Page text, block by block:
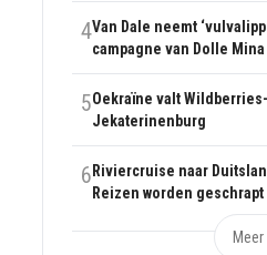
4Van Dale neemt
campagne van Dolle Mina
5Oekraïne valt
Jekaterinenburg
6 Riviercruise naar
Reizen worden